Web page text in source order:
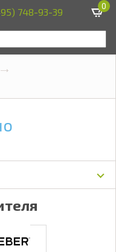
748-93-39 0